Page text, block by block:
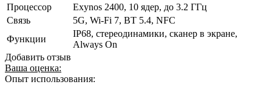
Процессор
Exynos 2400, 10 ядер, до 3.2 ГГц
Связь
5G, Wi-Fi 7, BT 5.4, NFC
Функции
IP68, стереодинамики, сканер в экране,
Always On
Добавить отзыв
Ваша оценка:
Опыт использования: